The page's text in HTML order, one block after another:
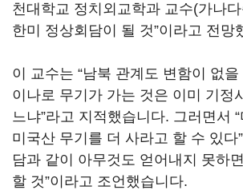
천대학교 정치외교학과 교수(가나
한미 정상회담이 될 것”이라고 전망
이 교수는 “남북 관계도 변함이 없
이나로 무기가 가는 것은 이미 기정
느냐”라고 지적했습니다. 그러면서
미국산 무기를 더 사라고 할 수 있다
담과 같이 아무것도 얻어내지 못하
할 것”이라고 조언했습니다.